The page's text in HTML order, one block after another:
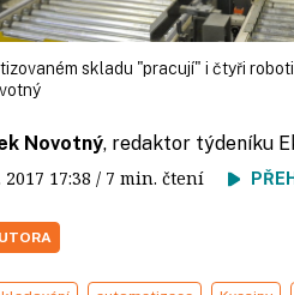
skladu "pracují" i čtyři
Novotný, redaktor týdeníku
2017 17:38 / 7 min. čtení